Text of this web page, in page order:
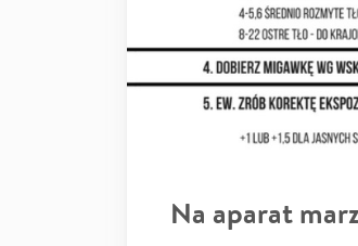
Na aparat